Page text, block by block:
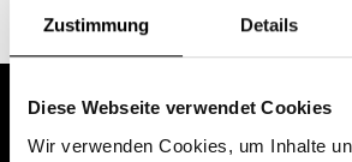
Zustimmung Details
Diese Webseite verwendet Cookies
Wir verwenden Cookies, um Inhalte